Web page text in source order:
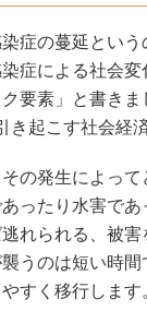
症の蔓延という
症による社会
要素」と書き
起こす社会経
の発生によっ
ったり水害で
れられる、被
うのは短い時
すく移行します